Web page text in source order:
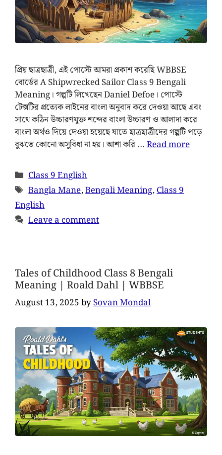
প্রিয় ছাত্রছাত্রী, এই পোস্টে আমরা প্রকাশ করেছি WBBSE
বোর্ডের A Shipwrecked Sailor Class 9 Bengali
Meaning। গল্পটি লিখেছেন Daniel Defoe। পোস্টে
টেক্সটির প্রত্যেক লাইনের বাংলা অনুবাদ করে দেওয়া আছে এবং
সাথে কঠিন উচ্চারণযুক্ত শব্দের বাংলা উচ্চারণ ও আলাদা করে
বাংলা অর্থও দিয়ে দেওয়া হয়েছে যাতে ছাত্রছাত্রীদের গল্পটি পড়ে
বুঝতে কোনো অসুবিধা না হয়। আশা করি …Read more
Class 9 English
Bangla Mane,Bengali Meaning,Class 9
English
Leave a comment
Tales of Childhood Class 8 Bengali
Meaning | Roald Dahl | WBBSE
August 13, 2025bySovan Mondal